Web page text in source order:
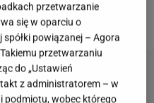
QUIZ
przetwarzanie
się w oparciu o
powiązanej – Agora
przetwarzaniu
do „Ustawień
z administratorem – w
podmiotu, wobec którego